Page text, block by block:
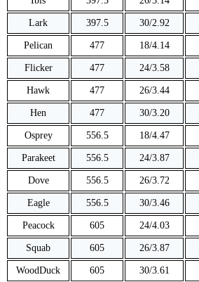
Lark 397.5 30/2.92
Pelican 477 18/4.14
Flicker 477 24/3.58
Hawk 477 26/3.44
Hen 477 30/3.20
Osprey 556.5 18/4.47
Parakeet 556.5 24/3.87
Dove 556.5 26/3.72
Eagle 556.5 30/3.46
Peacock 605 24/4.03
Squab 605 26/3.87
WoodDuck 605 30/3.61